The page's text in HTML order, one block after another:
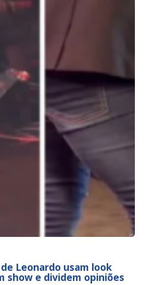
Leonardo usam look
show e dividem opiniões